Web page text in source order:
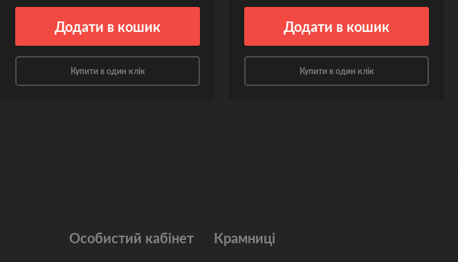
Додати в кошик
Купити в один клік
Додати в кошик
Купити в один клік
Особистий кабінет Крамниці